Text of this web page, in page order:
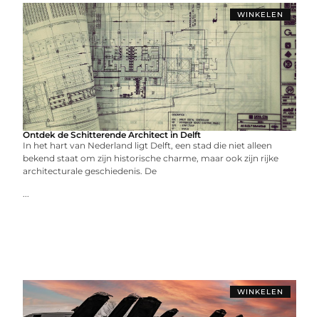
WINKELEN
Ontdek de Schitterende Architect in Delft
In het hart van Nederland ligt Delft, een stad die niet alleen
bekend staat om zijn historische charme, maar ook zijn rijke
architecturale geschiedenis. De
...
WINKELEN